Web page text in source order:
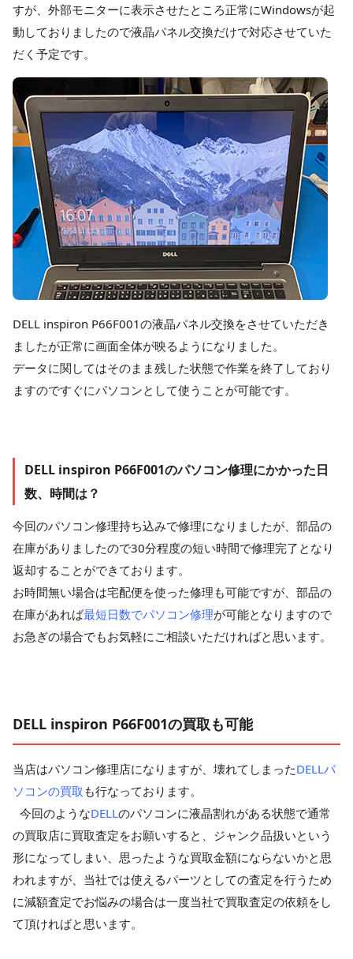
すが、外部モニターに表示させたところ正常にWindowsが起
動しておりましたので液晶パネル交換だけで対応させていた
だく予定です。
DELL inspiron P66F001の液晶パネル交換をさせていただき
ましたが正常に画面全体が映るようになりました。
データに関してはそのまま残した状態で作業を終了しており
ますのですぐにパソコンとして使うことが可能です。
DELL inspiron P66F001のパソコン修理にかかった日
数、時間は？
今回のパソコン修理持ち込みで修理になりましたが、部品の
在庫がありましたので30分程度の短い時間で修理完了となり
返却することができております。
お時間無い場合は宅配便を使った修理も可能ですが、部品の
在庫があれば最短日数でパソコン修理が可能となりますので
お急ぎの場合でもお気軽にご相談いただければと思います。
DELL inspiron P66F001の買取も可能
当店はパソコン修理店になりますが、壊れてしまったDELLパ
ソコンの買取 も行なっております。
今回のようなDELLのパソコンに液晶割れがある状態で通常
の買取店に買取査定をお願いすると、ジャンク品扱いという
形になってしまい、思ったような買取金額にならないかと思
われますが、当社では使えるパーツとしての査定を行うため
に減額査定でお悩みの場合は一度当社で買取査定の依頼をし
て頂ければと思います。